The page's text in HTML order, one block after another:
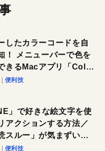
したカラーコードを自
！ メニューバーで色を
きるMacアプリ「Color
Bucket」
便利技
」で好きな絵文字を使
アクションする方法／
スルー」が気まずいと
利です！
便利技